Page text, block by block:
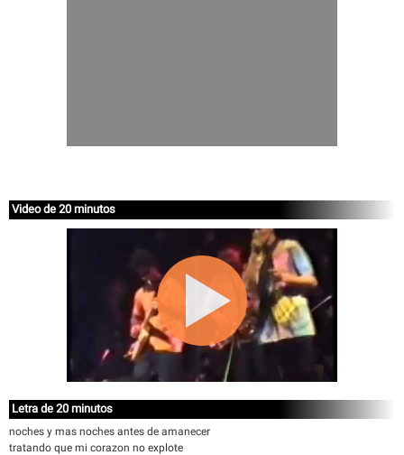
Video de 20 minutos
Letra de 20 minutos
noches y mas noches antes de amanecer
tratando que mi corazon no explote